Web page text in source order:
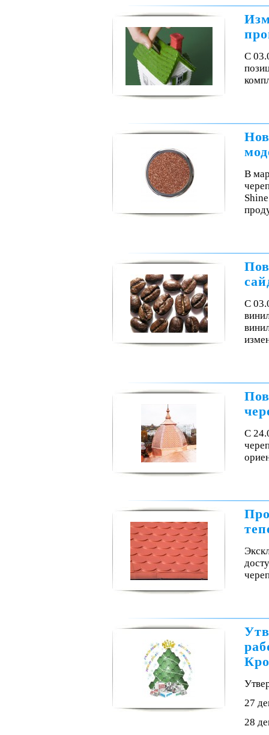
С
В
С
С
27
28